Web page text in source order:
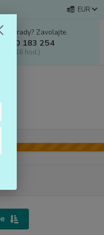
EUR
si rady? Zavolajte.
910 183 254
8-16 hod.)